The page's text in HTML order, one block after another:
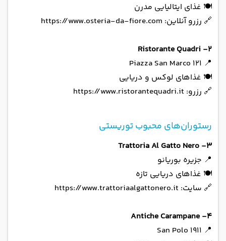
🍽 غذای ایتالیایی مدرن
🔗 رزرو آنلاین: https://www.osteria-da-fiore.com
2- Ristorante Quadri
📍 Piazza San Marco 121
🍽 غذاهای لوکس و دریایی
🔗 رزرو: https://www.ristorantequadri.it
رستوران‌های محبوب توریستی
3- Trattoria Al Gatto Nero
📍 جزیره بوریانو
🍽 غذاهای دریایی تازه
🔗 سایت: https://www.trattoriaalgattonero.it
4- Antiche Carampane
📍 San Polo 1911